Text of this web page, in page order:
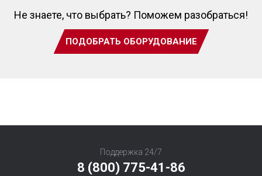
Не знаете, что выбрать? Поможем разобраться!
ПОДОБРАТЬ ОБОРУДОВАНИЕ
Поддержка 24/7
8 (800) 775-41-86